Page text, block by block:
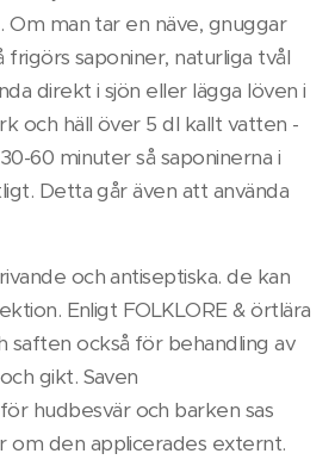
Om man tar en näve, gnuggar
saponiner, naturliga tvål
direkt i sjön eller lägga löven i
och häll över 5 dl kallt vatten -
60 minuter så saponinerna i
Detta går även att använda
och antiseptiska. de kan
Enligt FOLKLORE & örtlära
saften också för behandling av
gikt. Saven
hudbesvär och barken sas
om den applicerades externt.